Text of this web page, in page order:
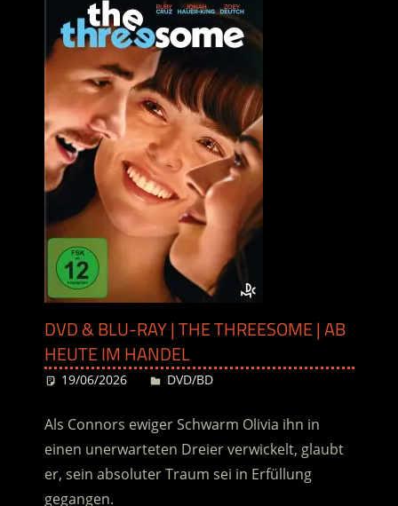
DVD & BLU-RAY | THE THREESOME | AB
HEUTE IM HANDEL
19/06/2026 Desiree
DVD/BD
Als Connors ewiger Schwarm Olivia ihn in
einen unerwarteten Dreier verwickelt, glaubt
er, sein absoluter Traum sei in Erfüllung
gegangen.